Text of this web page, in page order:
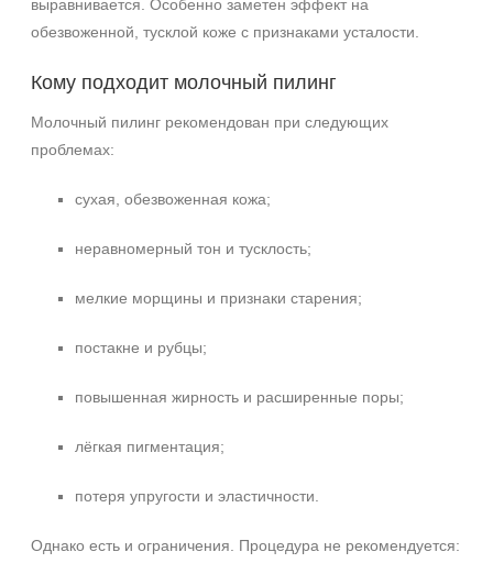
выравнивается. Особенно заметен эффект на
обезвоженной, тусклой коже с признаками усталости.
Кому подходит молочный пилинг
Молочный пилинг рекомендован при следующих
проблемах:
сухая, обезвоженная кожа;
неравномерный тон и тусклость;
мелкие морщины и признаки старения;
постакне и рубцы;
повышенная жирность и расширенные поры;
лёгкая пигментация;
потеря упругости и эластичности.
Однако есть и ограничения. Процедура не рекомендуется:
+7 (929) 933-09-89